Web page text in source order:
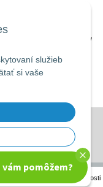
služieb
si vaše
Pletivo nevyžaduje
je potrebné použiť
LUXOR 2 je vyrobené
x 101,6mm. Dodáva sa v
spoločnosti
vám pomôžem?